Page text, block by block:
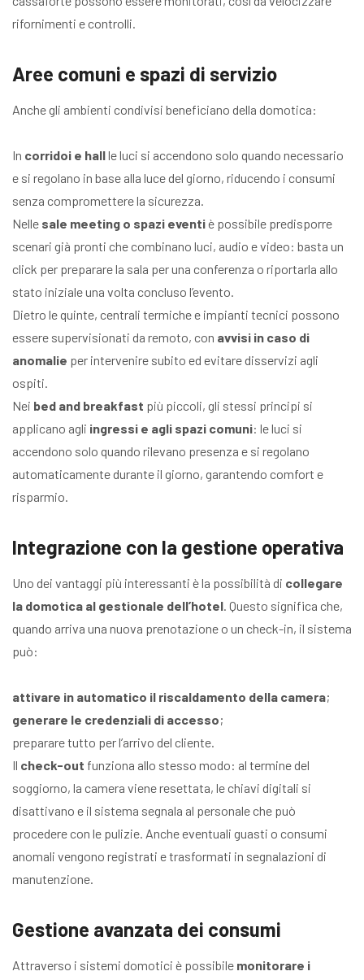
rifornimenti e controlli.
Aree comuni e spazi di servizio
Anche gli ambienti condivisi beneficiano della domotica:
In corridoi e hallle luci si accendono solo quando necessario
e si regolano in base alla luce del giorno, riducendo i consumi
senza compromettere la sicurezza.
Nelle sale meeting o spazi eventiè possibile predisporre
scenari già pronti che combinano luci, audio e video: basta un
click per preparare la sala per una conferenza o riportarla allo
stato iniziale una volta concluso l’evento.
Dietro le quinte, centrali termiche e impianti tecnici possono
essere supervisionati da remoto, con avvisi in caso di
anomalie per intervenire subito ed evitare disservizi agli
ospiti.
Nei bed and breakfast più piccoli, gli stessi principi si
applicano agli ingressi e agli spazi comuni: le luci si
accendono solo quando rilevano presenza e si regolano
automaticamente durante il giorno, garantendo comfort e
risparmio.
Integrazione con la gestione operativa
Uno dei vantaggi più interessanti è la possibilità di collegare
la domotica al gestionale dell’hotel. Questo significa che,
quando arriva una nuova prenotazione o un check-in, il sistema
può:
attivare in automatico il riscaldamento della camera;
generare le credenziali di accesso;
preparare tutto per l’arrivo del cliente.
Il check-out funziona allo stesso modo: al termine del
soggiorno, la camera viene resettata, le chiavi digitali si
disattivano e il sistema segnala al personale che può
procedere con le pulizie. Anche eventuali guasti o consumi
anomali vengono registrati e trasformati in segnalazioni di
manutenzione.
Gestione avanzata dei consumi
Attraverso i sistemi domotici è possibile monitorare i